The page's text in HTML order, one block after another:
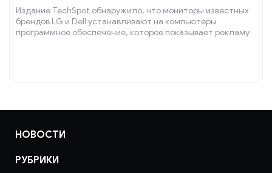
Издание TechSpot обнаружило, что мониторы известных
брендов LG и Dell устанавливают на компьютеры
программное обеспечение, которое показывает рекламу.
НОВОСТИ
РУБРИКИ